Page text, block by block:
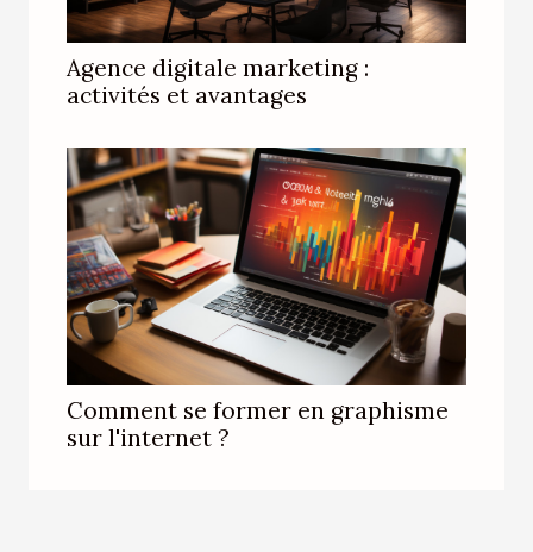
Agence digitale marketing :
activités et avantages
Comment se former en graphisme
sur l'internet ?